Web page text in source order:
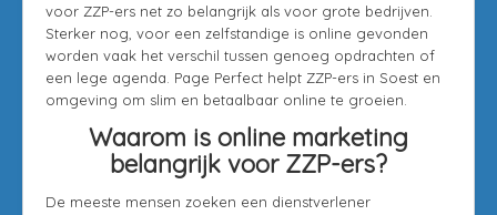
voor ZZP-ers net zo belangrijk als voor grote bedrijven.
Sterker nog, voor een zelfstandige is online gevonden
worden vaak het verschil tussen genoeg opdrachten of
een lege agenda. Page Perfect helpt ZZP-ers in Soest en
omgeving om slim en betaalbaar online te groeien.
Waarom is online marketing
belangrijk voor ZZP-ers?
De meeste mensen zoeken een dienstverlener